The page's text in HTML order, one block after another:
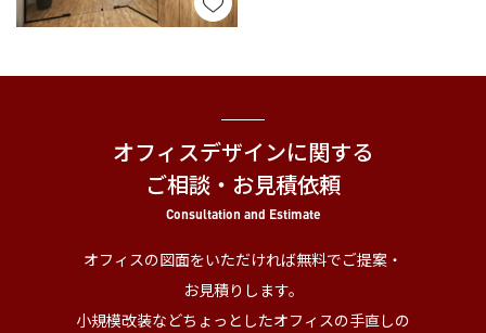
オフィスデザインに関する
ご相談・お見積依頼
Consultation and Estimate
オフィスの図面をいただければ無料でご提案・
お見積りします。
小規模改装などちょっとしたオフィスの手直しの